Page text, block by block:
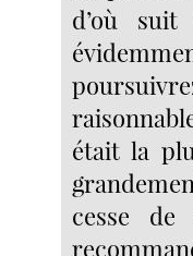
d’où
était la
cesse